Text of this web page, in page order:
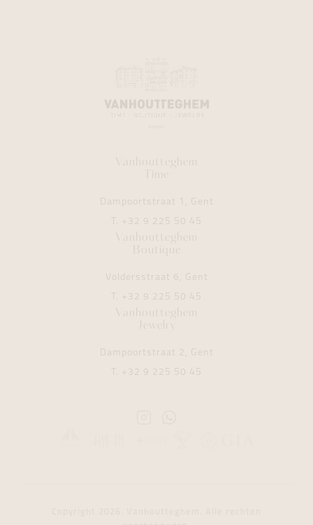
Vanhoutteghem
Time
Dampoortstraat 1, Gent
T. +32 9 225 50 45
Vanhoutteghem
Boutique
Voldersstraat 6, Gent
T. +32 9 225 50 45
Vanhoutteghem
Jewelry
Dampoortstraat 2, Gent
T. +32 9 225 50 45